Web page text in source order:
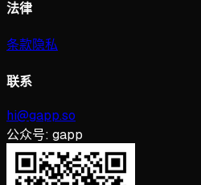
法律
条款隐私
联系
hi@gapp.so
公众号: gapp